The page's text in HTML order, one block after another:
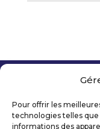
Pour offrir les
technologies telles
informations des
Mentions
Politique de